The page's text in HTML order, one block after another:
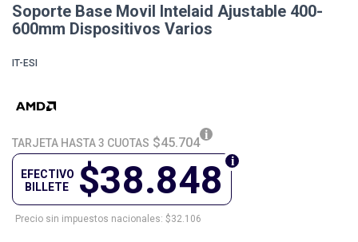
Soporte Base Movil Intelaid Ajustable 400-
600mm Dispositivos Varios
IT-ESI
TARJETA HASTA 3 CUOTAS $45.704
$38.848
EFECTIVO
BILLETE
Precio sin impuestos nacionales: $32.106